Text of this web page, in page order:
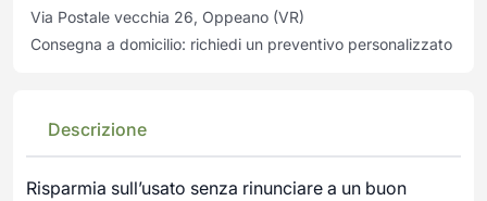
Via Postale vecchia 26, Oppeano (VR)
Consegna a domicilio: richiedi un preventivo personalizzato
Descrizione
Risparmia sull’usato senza rinunciare a un buon